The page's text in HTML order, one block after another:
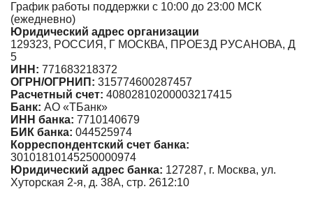
График работы поддержки с 10:00 до 23:00 МСК
(ежедневно)
Юридический адрес организации
129323, РОССИЯ, Г МОСКВА, ПРОЕЗД РУСАНОВА, Д
5
ИНН: 771683218372
ОГРН/ОГРНИП: 315774600287457
Расчетный счет: 40802810200003217415
Банк: АО «ТБанк»
ИНН банка: 7710140679
БИК банка: 044525974
Корреспондентский счет банка:
30101810145250000974
Юридический адрес банка: 127287, г. Москва, ул.
Хуторская 2-я, д. 38А, стр. 2612:10